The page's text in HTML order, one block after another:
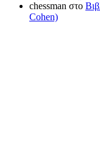
chessman στο
Cohen)